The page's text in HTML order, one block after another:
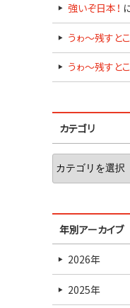
強いぞ日本！
うゎ～残すと
うゎ～残すと
カテゴリ
年別アーカイブ
2026年
2025年